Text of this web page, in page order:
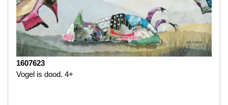
1607623
Vogel is dood. 4+